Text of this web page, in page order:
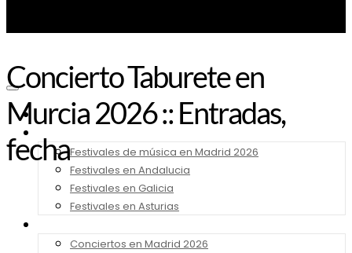
Noticias
Festivales de música en Madrid 2026
Festivales en Andalucia
Festivales en Galicia
Festivales en Asturias
Conciertos en Madrid 2026
Concierto Taburete en
Murcia 2026 :: Entradas,
fecha